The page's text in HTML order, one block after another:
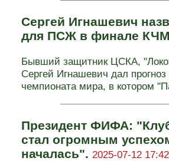
Сергей Игнашевич
для ПСЖ в финале
Бывший защитник ЦСКА,
Сергей Игнашевич дал
чемпионата мира, в котором
Президент ФИФА:
стал огромным
началась". 2025-07-12